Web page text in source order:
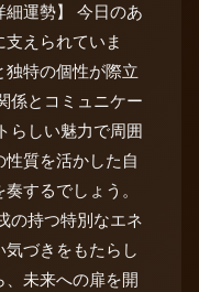
細運勢】 今日のあ
えられていま
特の個性が際立
係とコミュニケー
らしい魅力で周囲
質を活かした自
するでしょう。
の持つ特別なエネ
づきをもたらし
、未来への扉を開